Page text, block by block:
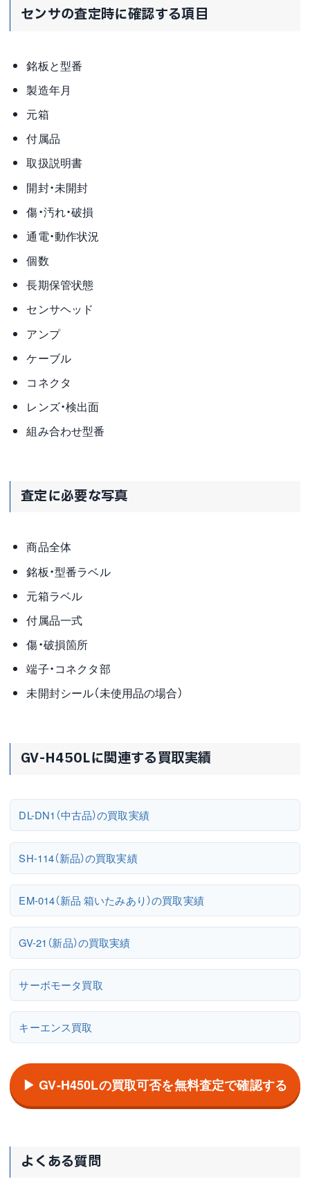
センサの査定時に確認する項目
銘板と型番
製造年月
元箱
付属品
取扱説明書
開封・未開封
傷・汚れ・破損
通電・動作状況
個数
長期保管状態
センサヘッド
アンプ
ケーブル
コネクタ
レンズ・検出面
組み合わせ型番
査定に必要な写真
商品全体
銘板・型番ラベル
元箱ラベル
付属品一式
傷・破損箇所
端子・コネクタ部
未開封シール（未使用品の場合）
GV-H450Lに関連する買取実績
DL-DN1（中古品）の買取実績
SH-114（新品）の買取実績
EM-014（新品 箱いたみあり）の買取実績
GV-21（新品）の買取実績
サーボモータ買取
キーエンス買取
▶ GV-H450Lの買取可否を無料査定で確認する
よくある質問